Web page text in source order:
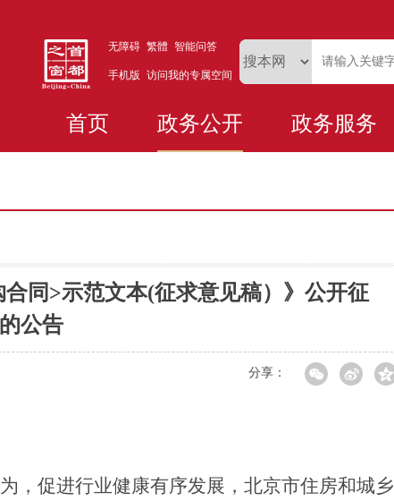
无障碍 繁體 智能问答
手机版 访问我的专属空间
首页 政务公开 政务服务
同>示范文本(征求意见稿）》公开征
公告
分享：
，促进行业健康有序发展，北京市住房和城乡